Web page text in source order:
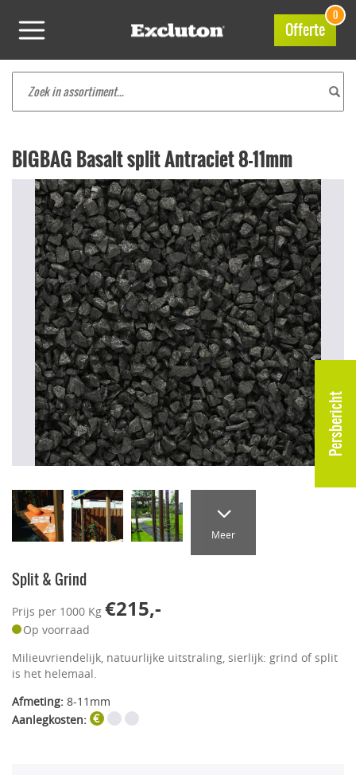
Persbericht
Offerte
0
BIGBAG Basalt split Antraciet 8-11mm
Meer
Split & Grind
Prijs per 1000 Kg €215,-
Op voorraad
Milieuvriendelijk, natuurlijke uitstraling, sierlijk: grind of split
is het helemaal.
Afmeting: 8-11mm
Aanlegkosten: